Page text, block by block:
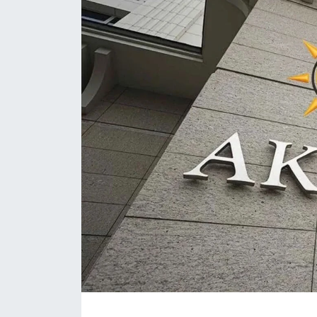
Daday Haberleri
Doğanyurt Haberleri
Hanönü Haberleri
İhsangazi Haberleri
İnebolu Haberleri
Küre Haberleri
Merkez Haberleri